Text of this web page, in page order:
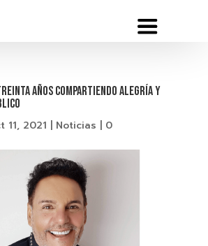
AÑOS COMPARTIENDO ALEGRÍA Y
11, 2021 Noticias
0